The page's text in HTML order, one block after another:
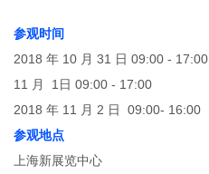
参观时间
2018 年 10 月 31 日 09:00 - 17:00
11 月 1日 09:00 - 17:00
2018 年 11 月 2 日 09:00- 16:00
参观地点
上海新展览中心